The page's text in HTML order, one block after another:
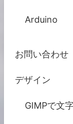
Arduino
お問い合わせ
デザイン
GIMPで文